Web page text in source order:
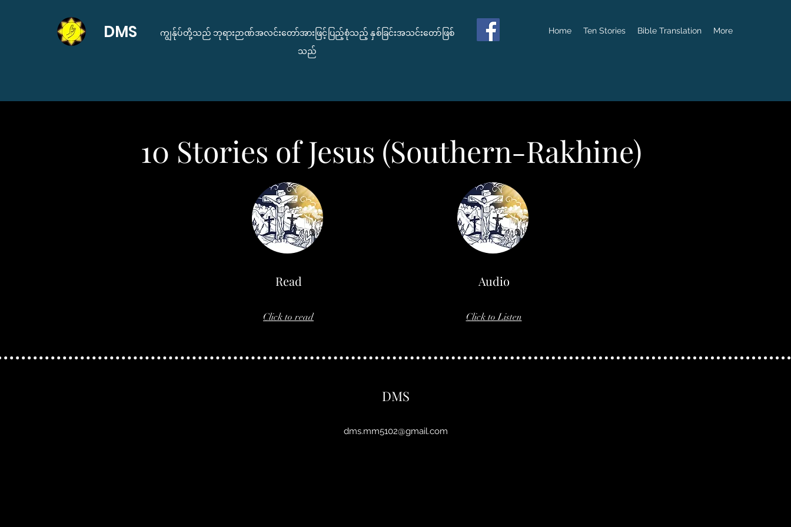
DMS
ကျွန်ုပ်တို့သည် ဘုရားဉာဏ်အလင်းတော်အားဖြင့်ပြည့်စုံသည့် နှစ်ခြင်းအသင်းတော်ဖြစ်
သည်
Home Ten Stories Bible Translation More
10 Stories of Jesus (Southern-Rakhine)
Read
Click to read
Audio
Click to Listen
DMS
dms.mm5102@gmail.com